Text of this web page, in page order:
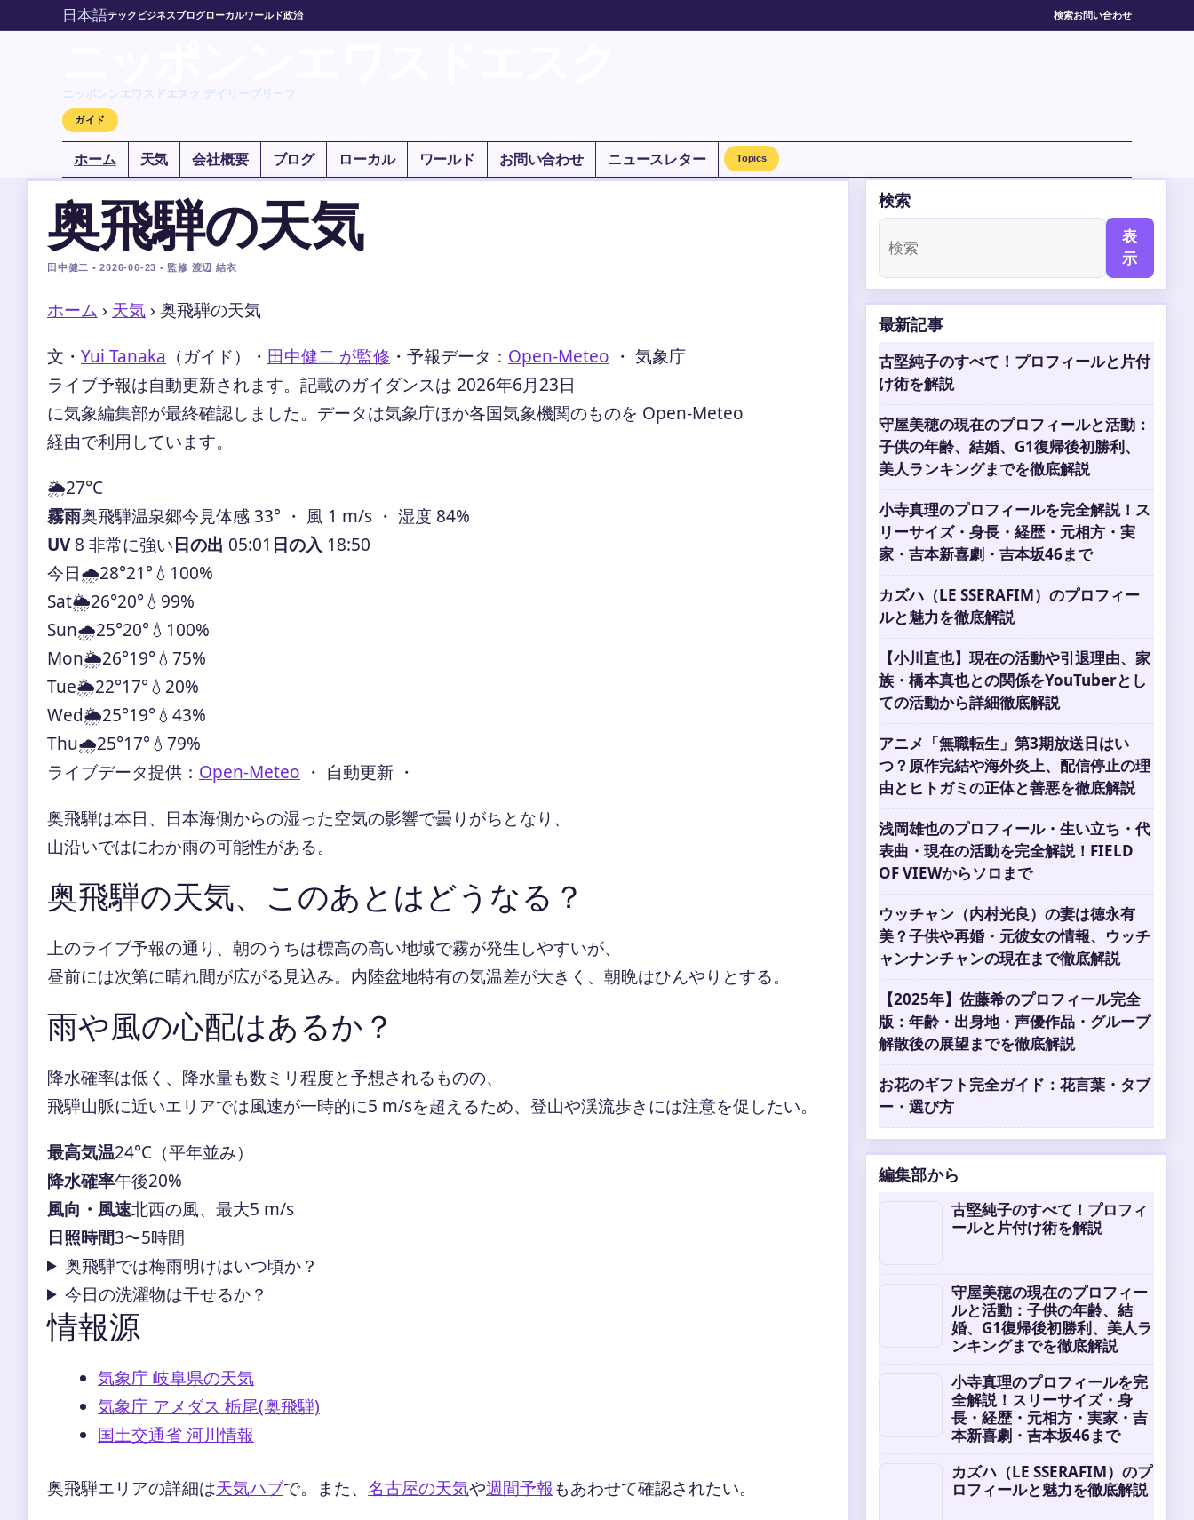
日本語テック ビジネスブログローカルワールド政治 検索お問い合わせ
ニッポンンエワスドエスク デイリーブリーフ
ガイド
ホーム 天気 会社概要 ブログ ローカル ワールド お問い合わせ ニュースレター Topics
奥飛騨の天気
田中健二 • 2026-06-23 • 監修 渡辺 結衣
ホーム › 天気 › 奥飛騨の天気
文・ Yui Tanaka （ガイド） ・ 田中健二 が監修 ・ 予報データ： Open-Meteo ・ 気象庁
ライブ予報は自動更新されます。記載のガイダンスは 2026年6月23日
に気象編集部が最終確認しました。データは気象庁ほか各国気象機関のものを Open-Meteo
経由で利用しています。
🌦️27°C
霧雨奥飛騨温泉郷今見体感 33° ・ 風 1 m/s ・ 湿度 84%
UV8 非常に強い日の出 05:01 日の入 18:50
今日🌧️28°21°💧100%
Sat🌦️26°20°💧99%
Sun🌧️25°20°💧100%
Mon🌦️26°19°💧75%
Tue🌦️22°17°💧20%
Wed🌦️25°19°💧43%
Thu🌧️25°17°💧79%
ライブデータ提供： Open-Meteo ・ 自動更新 ・
奥飛騨は本日、日本海側からの湿った空気の影響で曇りがちとなり、
山沿いではにわか雨の可能性がある。
奥飛騨の天気、このあとはどうなる？
上のライブ予報の通り、朝のうちは標高の高い地域で霧が発生しやすいが、
昼前には次第に晴れ間が広がる見込み。内陸盆地特有の気温差が大きく、朝晩はひんやりとする。
雨や風の心配はあるか？
降水確率は低く、降水量も数ミリ程度と予想されるものの、
飛騨山脈に近いエリアでは風速が一時的に5 m/sを超えるため、登山や渓流歩きには注意を促したい。
最高気温24°C（平年並み）
降水確率午後20%
風向・風速北西の風、最大5 m/s
日照時間3〜5時間
奥飛騨では梅雨明けはいつ頃か？
今日の洗濯物は干せるか？
情報源
気象庁 岐阜県の天気
気象庁 アメダス 栃尾(奥飛騨)
国土交通省 河川情報
奥飛騨エリアの詳細は天気ハブで。また、 名古屋の天気や週間予報もあわせて確認されたい。
検索
表
示
最新記事
古堅純子のすべて！プロフィールと片付
け術を解説
守屋美穂の現在のプロフィールと活動：
子供の年齢、結婚、G1復帰後初勝利、
美人ランキングまでを徹底解説
小寺真理のプロフィールを完全解説！ス
リーサイズ・身長・経歴・元相方・実
家・吉本新喜劇・吉本坂46まで
カズハ（LE SSERAFIM）のプロフィー
ルと魅力を徹底解説
【小川直也】現在の活動や引退理由、家
族・橋本真也との関係をYouTuberとし
ての活動から詳細徹底解説
アニメ「無職転生」第3期放送日はい
つ？原作完結や海外炎上、配信停止の理
由とヒトガミの正体と善悪を徹底解説
浅岡雄也のプロフィール・生い立ち・代
表曲・現在の活動を完全解説！FIELD
OF VIEWからソロまで
ウッチャン（内村光良）の妻は徳永有
美？子供や再婚・元彼女の情報、ウッチ
ャンナンチャンの現在まで徹底解説
【2025年】佐藤希のプロフィール完全
版：年齢・出身地・声優作品・グループ
解散後の展望までを徹底解説
お花のギフト完全ガイド：花言葉・タブ
ー・選び方
編集部から
古堅純子のすべて！プロフィ
ールと片付け術を解説
守屋美穂の現在のプロフィー
ルと活動：子供の年齢、結
婚、G1復帰後初勝利、美人ラ
ンキングまでを徹底解説
小寺真理のプロフィールを完
全解説！スリーサイズ・身
長・経歴・元相方・実家・吉
本新喜劇・吉本坂46まで
カズハ（LE SSERAFIM）のプ
ロフィールと魅力を徹底解説